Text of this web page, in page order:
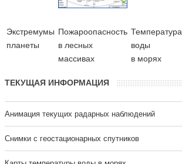
Экстремумы
планеты
Пожароопасность
в лесных
массивах
Температура
воды
в морях
ТЕКУЩАЯ ИНФОРМАЦИЯ
Анимация текущих радарных наблюдений
Cнимки с геостационарных спутников